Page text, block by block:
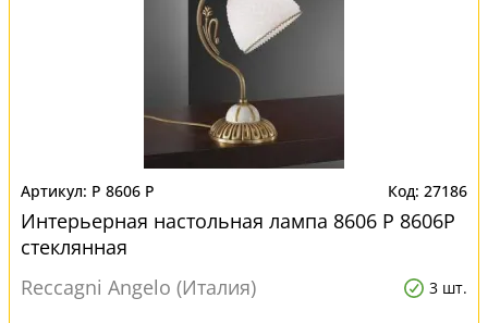
P 8606 P 27186
Интерьерная настольная лампа 8606 P 8606P
стеклянная
Reccagni Angelo (Италия)
3 шт.